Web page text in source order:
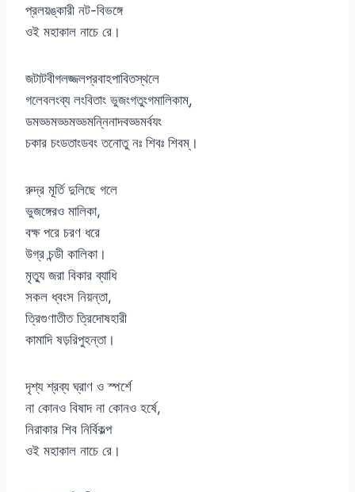
প্রলয়ঙ্কারী নট-বিভঙ্গে
ওই মহাকাল নাচে রে।
জটাটবীগলজ্জলপ্রবাহপাবিতস্থলে
গলেবলংব্য লংবিতাং ভুজংগতুংগমালিকাম্,
ডমড্ডমড্ডমড্ডমন্নিনাদবড্ডমর্বযং
চকার চংডতাংডবং তনোতু নঃ শিবঃ শিবম্।
রুদ্র মূর্তি দুলিছে গলে
ভুজঙ্গেরও মালিকা,
বক্ষ পরে চরণ ধরে
উগ্র চন্ডী কালিকা।
মৃত্যু জরা বিকার ব্যাধি
সকল ধ্বংস নিয়ন্তা,
ত্রিগুণাতীত ত্রিদোষহারী
কামাদি ষড়রিপুহন্তা।
দৃশ্য শ্রব্য ঘ্রাণ ও স্পর্শে
না কোনও বিষাদ না কোনও হর্ষে,
নিরাকার শিব নির্বিকল্প
ওই মহাকাল নাচে রে।